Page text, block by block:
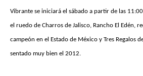
Vibrante se iniciará el sábado a partir de las
el ruedo de Charros de Jalisco, Rancho El Edén,
campeón en el Estado de México y Tres Regalos
sentado muy bien el 2012.